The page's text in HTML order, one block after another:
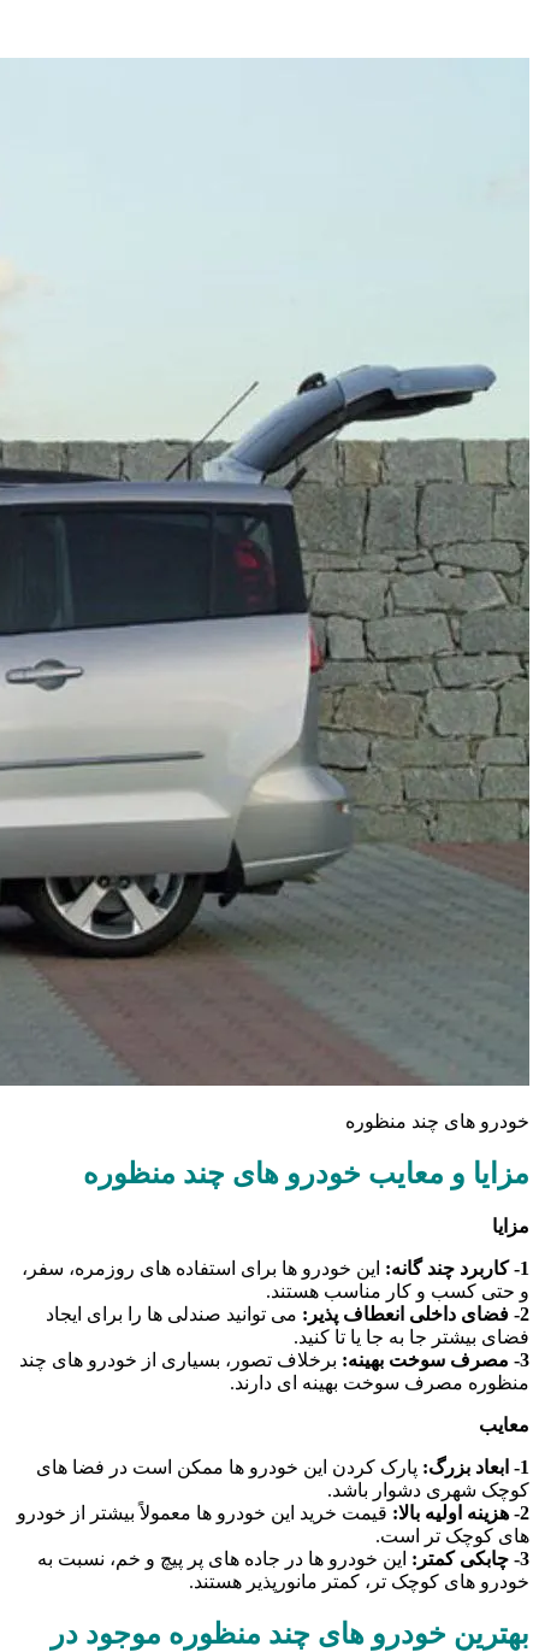
خودرو های چند منظوره
مزایا و معایب خودرو های چند منظوره
مزایا
1- کاربرد چند گانه:
این خودرو ها برای استفاده های روزمره، سفر،
و حتی کسب و کار مناسب هستند.
2- فضای داخلی انعطاف پذیر:
می توانید صندلی ها را برای ایجاد
فضای بیشتر جا به جا یا تا کنید.
3- مصرف سوخت بهینه:
برخلاف تصور، بسیاری از خودرو های چند
منظوره مصرف سوخت بهینه ای دارند.
معایب
1- ابعاد بزرگ:
پارک کردن این خودرو ها ممکن است در فضا های
کوچک شهری دشوار باشد.
2- هزینه اولیه بالا:
قیمت خرید این خودرو ها معمولاً بیشتر از خودرو
های کوچک تر است.
3- چابکی کمتر:
این خودرو ها در جاده های پر پیچ و خم، نسبت به
خودرو های کوچک تر، کمتر مانورپذیر هستند.
بهترین خودرو های چند منظوره موجود در